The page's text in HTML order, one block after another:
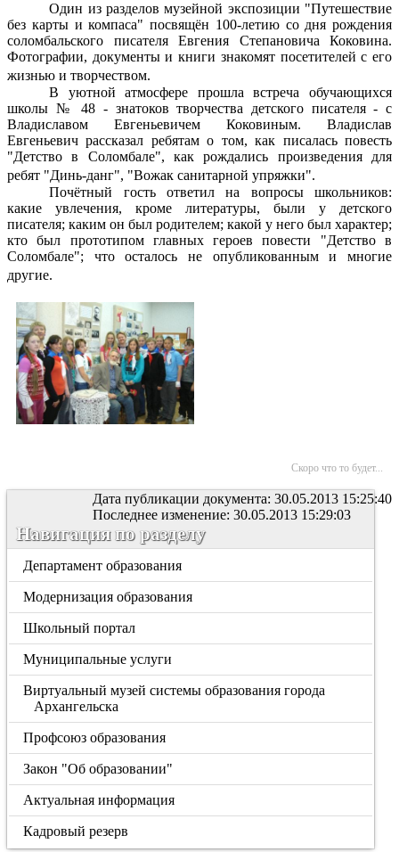
Один из разделов музейной экспозиции "Путешествие
без карты и компаса" посвящён 100-летию со дня рождения
соломбальского писателя Евгения Степановича Коковина.
Фотографии, документы и книги знакомят посетителей с его
жизнью и творчеством.
В уютной атмосфере прошла встреча обучающихся
школы № 48 - знатоков творчества детского писателя - с
Владиславом Евгеньевичем Коковиным. Владислав
Евгеньевич рассказал ребятам о том, как писалась повесть
"Детство в Соломбале", как рождались произведения для
ребят "Динь-данг", "Вожак санитарной упряжки".
Почётный гость ответил на вопросы школьников:
какие увлечения, кроме литературы, были у детского
писателя; каким он был родителем; какой у него был характер;
кто был прототипом главных героев повести "Детство в
Соломбале"; что осталось не опубликованным и многие
другие.
Скоро что то будет...
Дата публикации документа: 30.05.2013 15:25:40
Последнее изменение: 30.05.2013 15:29:03
Навигация по разделу
Департамент образования
Модернизация образования
Школьный портал
Муниципальные услуги
Виртуальный музей системы образования города
Архангельска
Профсоюз образования
Закон "Об образовании"
Актуальная информация
Кадровый резерв